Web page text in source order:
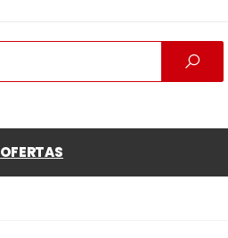
OFERTAS